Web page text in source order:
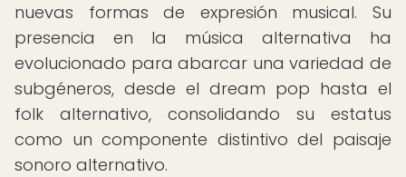
nuevas formas de expresión musical. Su
presencia en la música alternativa ha
evolucionado para abarcar una variedad de
subgéneros, desde el dream pop hasta el
folk alternativo, consolidando su estatus
como un componente distintivo del paisaje
sonoro alternativo.